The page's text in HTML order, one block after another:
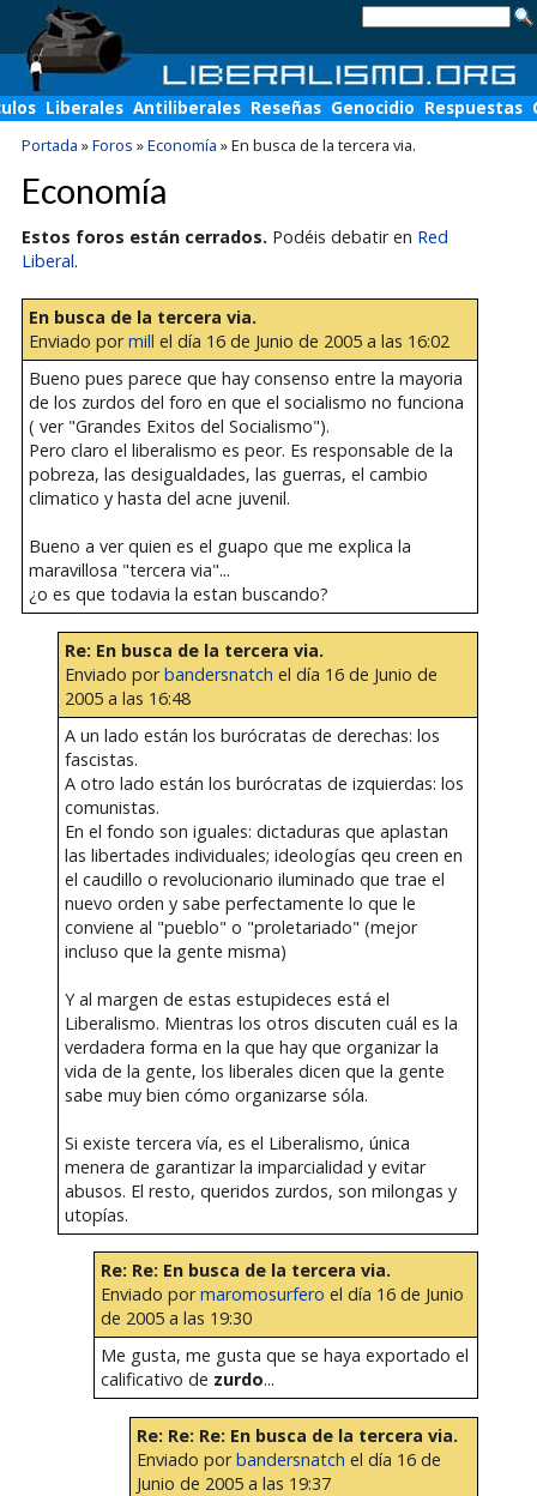
Liberales Antiliberales Reseñas Genocidio Respuestas
Portada »Foros »Economía »En busca de la tercera via.
Economía
Estos foros están cerrados. Podéis debatir en Red
Liberal.
En busca de la tercera via.
Enviado pormill el día 16 de Junio de 2005 a las 16:02
Bueno pues parece que hay consenso entre la mayoria
de los zurdos del foro en que el socialismo no funciona
( ver "Grandes Exitos del Socialismo").
Pero claro el liberalismo es peor. Es responsable de la
pobreza, las desigualdades, las guerras, el cambio
climatico y hasta del acne juvenil.
Bueno a ver quien es el guapo que me explica la
maravillosa "tercera via"...
¿o es que todavia la estan buscando?
Re: En busca de la tercera via.
Enviado porbandersnatch el día 16 de Junio de
2005 a las 16:48
A un lado están los burócratas de derechas: los
fascistas.
A otro lado están los burócratas de izquierdas: los
comunistas.
En el fondo son iguales: dictaduras que aplastan
las libertades individuales; ideologías qeu creen en
el caudillo o revolucionario iluminado que trae el
nuevo orden y sabe perfectamente lo que le
conviene al "pueblo" o "proletariado" (mejor
incluso que la gente misma)
Y al margen de estas estupideces está el
Liberalismo. Mientras los otros discuten cuál es la
verdadera forma en la que hay que organizar la
vida de la gente, los liberales dicen que la gente
sabe muy bien cómo organizarse sóla.
Si existe tercera vía, es el Liberalismo, única
menera de garantizar la imparcialidad y evitar
abusos. El resto, queridos zurdos, son milongas y
utopías.
Re: Re: En busca de la tercera via.
Enviado pormaromosurfero el día 16 de Junio
de 2005 a las 19:30
Me gusta, me gusta que se haya exportado el
calificativo de zurdo...
Re: Re: Re: En busca de la tercera via.
Enviado porbandersnatch el día 16 de
Junio de 2005 a las 19:37